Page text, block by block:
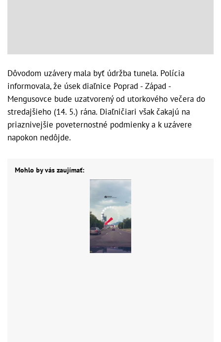
Dôvodom uzávery mala byť údržba tunela. Polícia
informovala, že úsek diaľnice Poprad - Západ -
Mengusovce bude uzatvorený od utorkového večera do
stredajšieho (14. 5.) rána. Diaľničiari však čakajú na
priaznivejšie poveternostné podmienky a k uzávere
napokon nedôjde.
Mohlo by vás zaujímať: